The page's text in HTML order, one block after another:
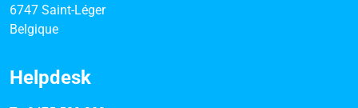
6747 Saint-Léger
Belgique
Helpdesk